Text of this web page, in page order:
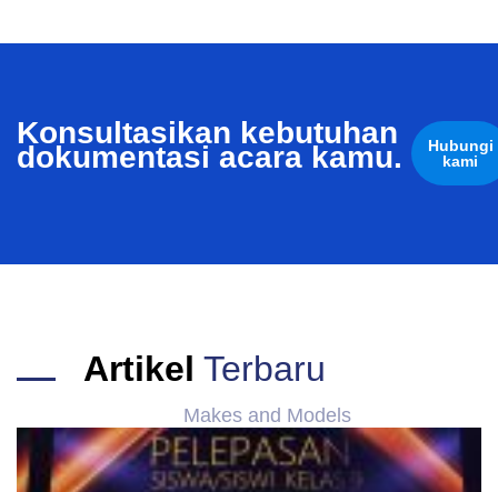
Konsultasikan kebutuhan
dokumentasi acara kamu.
Hubungi
kami
Artikel Terbaru
Makes and Models